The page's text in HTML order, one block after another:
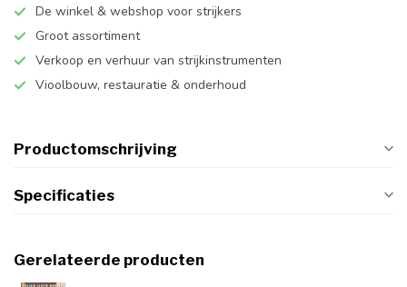
De winkel & webshop voor strijkers
Groot assortiment
Verkoop en verhuur van strijkinstrumenten
Vioolbouw, restauratie & onderhoud
Productomschrijving
Specificaties
Gerelateerde producten